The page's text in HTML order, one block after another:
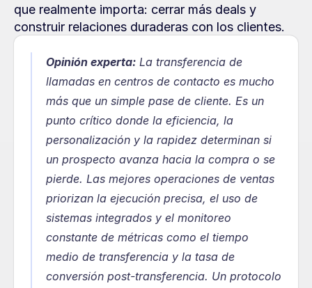
que realmente importa: cerrar más deals y
construir relaciones duraderas con los clientes.
Opinión experta: La transferencia de
llamadas en centros de contacto es mucho
más que un simple pase de cliente. Es un
punto crítico donde la eficiencia, la
personalización y la rapidez determinan si
un prospecto avanza hacia la compra o se
pierde. Las mejores operaciones de ventas
priorizan la ejecución precisa, el uso de
sistemas integrados y el monitoreo
constante de métricas como el tiempo
medio de transferencia y la tasa de
conversión post-transferencia. Un protocolo